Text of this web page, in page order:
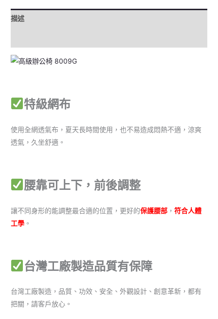
描述
特級網布
使用全網透氣布，夏天長時間使用，也不易造成悶熱不適，涼爽
透氣，久坐舒適。
腰靠可上下，前後調整
讓不同身形的能調整最合適的位置，更好的保護腰部， 符合人體
工學。
台灣工廠製造品質有保障
台灣工廠製造，品質、功效、安全、外觀設計、創意革新，都有
把關，請客戶放心。